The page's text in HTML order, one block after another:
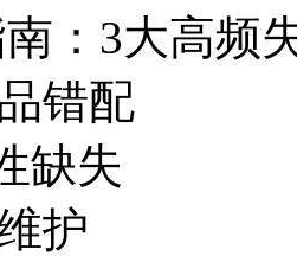
：3大高频
错配
缺失
护